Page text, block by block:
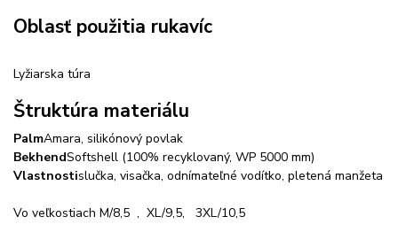
Oblasť použitia rukavíc
Lyžiarska túra
Štruktúra materiálu
PalmAmara, silikónový povlak
BekhendSoftshell (100% recyklovaný, WP 5000 mm)
Vlastnostislučka, visačka, odnímateľné vodítko, pletená manžeta
Vo veľkostiach M/8,5 , XL/9,5, 3XL/10,5